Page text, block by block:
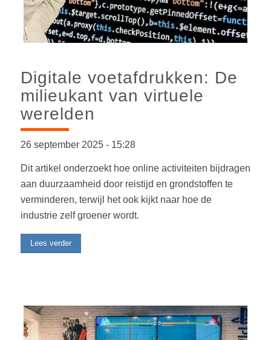
Digitale voetafdrukken: De
milieukant van virtuele
werelden
26 september 2025 -15:28
Dit artikel onderzoekt hoe online activiteiten bijdragen
aan duurzaamheid door reistijd en grondstoffen te
verminderen, terwijl het ook kijkt naar hoe de
industrie zelf groener wordt.
Lees verder